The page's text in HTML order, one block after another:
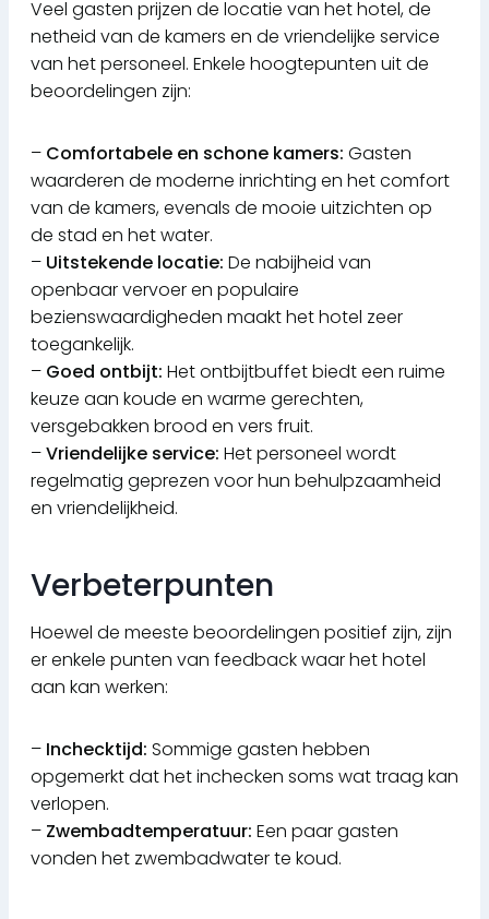
Veel gasten prijzen de locatie van het hotel, de
netheid van de kamers en de vriendelijke service
van het personeel. Enkele hoogtepunten uit de
beoordelingen zijn:
– Comfortabele en schone kamers: Gasten
waarderen de moderne inrichting en het comfort
van de kamers, evenals de mooie uitzichten op
de stad en het water.
– Uitstekende locatie: De nabijheid van
openbaar vervoer en populaire
bezienswaardigheden maakt het hotel zeer
toegankelijk.
– Goed ontbijt: Het ontbijtbuffet biedt een ruime
keuze aan koude en warme gerechten,
versgebakken brood en vers fruit.
–Vriendelijke service: Het personeel wordt
regelmatig geprezen voor hun behulpzaamheid
en vriendelijkheid.
Verbeterpunten
Hoewel de meeste beoordelingen positief zijn, zijn
er enkele punten van feedback waar het hotel
aan kan werken:
– Inchecktijd: Sommige gasten hebben
opgemerkt dat het inchecken soms wat traag kan
verlopen.
– Zwembadtemperatuur: Een paar gasten
vonden het zwembadwater te koud.